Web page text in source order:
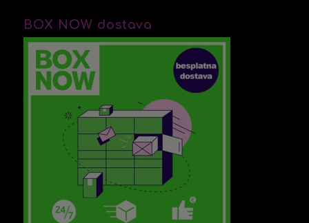
BOX NOW dostava